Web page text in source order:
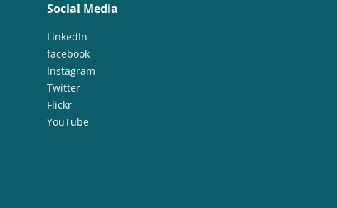
Social Media
LinkedIn
facebook
Instagram
Twitter
Flickr
YouTube